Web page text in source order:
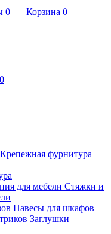
0 Корзина 0
Крепежная фурнитура
Стяжки и
Навесы для шкафов
Заглушки